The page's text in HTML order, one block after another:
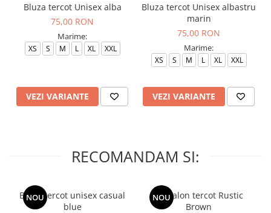
Bluza tercot Unisex alba
75,00 RON
Marime:
XS S M L XL XXL
VEZI VARIANTE
Bluza tercot Unisex albastru
marin
75,00 RON
Marime:
XS S M L XL XXL
VEZI VARIANTE
RECOMANDAM SI:
NOU
Bluza tercot unisex casual
blue
NOU
Pantalon tercot Rustic
Brown